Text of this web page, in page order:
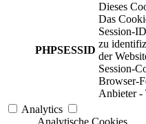
PHPSESSID
Dieses
Das
Session-
zu
der
Session-
Browser-
Anbieter -
Analytics